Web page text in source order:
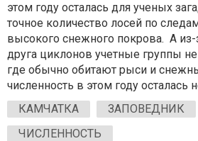
этом году осталась для ученых
точное количество лосей по
высокого снежного покрова. А
друга циклонов учетные группы
где обычно обитают рыси и
численность в этом году осталась
КАМЧАТКА
ЗАПОВЕДНИК
ЧИСЛЕННОСТЬ